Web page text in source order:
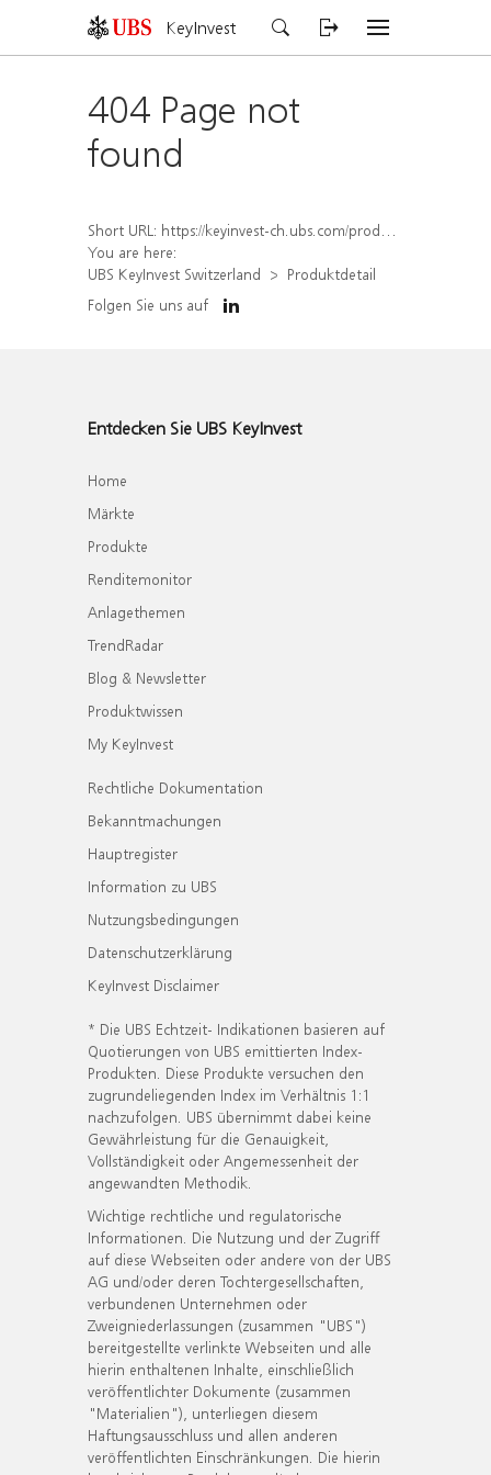
KeyInvest
404 Page not
found
Short URL: https://keyinvest-ch.ubs.com/produkt/detail/index/isin/CH1564514581
You are here:
UBS KeyInvest Switzerland
Produktdetail
Folgen Sie uns auf
Entdecken Sie UBS KeyInvest
Home
Märkte
Produkte
Renditemonitor
Anlagethemen
TrendRadar
Blog & Newsletter
Produktwissen
My KeyInvest
Rechtliche Dokumentation
Bekanntmachungen
Hauptregister
Information zu UBS
Nutzungsbedingungen
Datenschutzerklärung
KeyInvest Disclaimer
* Die UBS Echtzeit- Indikationen basieren auf
Quotierungen von UBS emittierten Index-
Produkten. Diese Produkte versuchen den
zugrundeliegenden Index im Verhältnis 1:1
nachzufolgen. UBS übernimmt dabei keine
Gewährleistung für die Genauigkeit,
Vollständigkeit oder Angemessenheit der
angewandten Methodik.
Wichtige rechtliche und regulatorische
Informationen. Die Nutzung und der Zugriff
auf diese Webseiten oder andere von der UBS
AG und/oder deren Tochtergesellschaften,
verbundenen Unternehmen oder
Zweigniederlassungen (zusammen "UBS")
bereitgestellte verlinkte Webseiten und alle
hierin enthaltenen Inhalte, einschließlich
veröffentlichter Dokumente (zusammen
"Materialien"), unterliegen diesem
Haftungsausschluss und allen anderen
veröffentlichten Einschränkungen. Die hierin